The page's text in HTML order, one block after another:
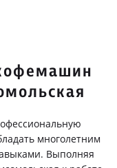
многолетним
Выполняя